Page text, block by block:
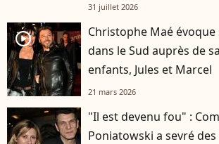
31 juillet 2026
player2
Christophe Maé évoque
dans le Sud auprès de
enfants, Jules et Marcel
21 mars 2026
"Il est devenu fou" :
Poniatowski a sevré